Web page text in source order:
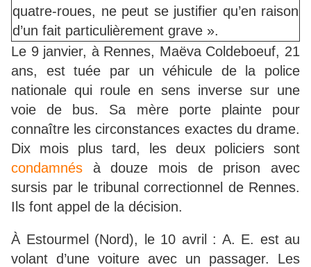
quatre-roues, ne peut se justifier qu’en raison
d’un fait particulièrement grave ».
Le 9 janvier, à Rennes, Maëva Coldeboeuf, 21
ans, est tuée par un véhicule de la police
nationale qui roule en sens inverse sur une
voie de bus. Sa mère porte plainte pour
connaître les circonstances exactes du drame.
Dix mois plus tard, les deux policiers sont
condamnés à douze mois de prison avec
sursis par le tribunal correctionnel de Rennes.
Ils font appel de la décision.
À Estourmel (Nord), le 10 avril : A. E. est au
volant d’une voiture avec un passager. Les